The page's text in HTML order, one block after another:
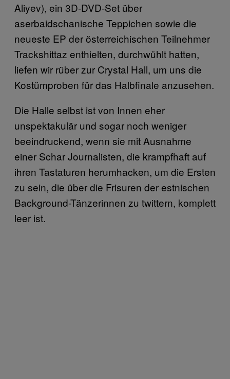
Aliyev), ein 3D-DVD-Set über
aserbaidschanische Teppichen sowie die
neueste EP der österreichischen Teilnehmer
Trackshittaz enthielten, durchwühlt hatten,
liefen wir rüber zur Crystal Hall, um uns die
Kostümproben für das Halbfinale anzusehen.
Die Halle selbst ist von Innen eher
unspektakulär und sogar noch weniger
beeindruckend, wenn sie mit Ausnahme
einer Schar Journalisten, die krampfhaft auf
ihren Tastaturen herumhacken, um die Ersten
zu sein, die über die Frisuren der estnischen
Background-Tänzerinnen zu twittern, komplett
leer ist.